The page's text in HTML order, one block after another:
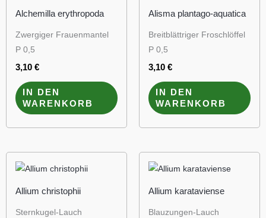
Alchemilla erythropoda
Zwergiger Frauenmantel
P 0,5
3,10 €
IN DEN
WARENKORB
Alisma plantago-aquatica
Breitblättriger Froschlöffel
P 0,5
3,10 €
IN DEN
WARENKORB
Allium christophii
Sternkugel-Lauch
Allium karataviense
Blauzungen-Lauch